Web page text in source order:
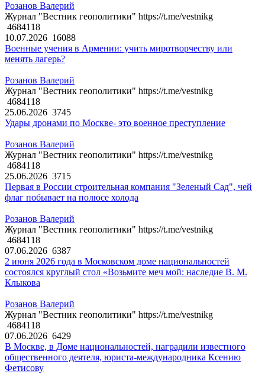
Розанов Валерий
Журнал "Вестник геополитики" https://t.me/vestnikg
4684118
10.07.2026 16088
Военные учения в Армении: учить миротворчеству или
менять лагерь?
Розанов Валерий
Журнал "Вестник геополитики" https://t.me/vestnikg
4684118
25.06.2026 3745
Удары дронами по Москве- это военное преступление
Розанов Валерий
Журнал "Вестник геополитики" https://t.me/vestnikg
4684118
25.06.2026 3715
Первая в России строительная компания "Зеленый Сад", чей
флаг побывает на полюсе холода
Розанов Валерий
Журнал "Вестник геополитики" https://t.me/vestnikg
4684118
07.06.2026 6387
2 июня 2026 года в Московском доме национальностей
состоялся круглый стол «Возьмите меч мой: наследие В. М.
Клыкова
Розанов Валерий
Журнал "Вестник геополитики" https://t.me/vestnikg
4684118
07.06.2026 6429
В Москве, в Доме национальностей, наградили известного
общественного деятеля, юриста-международника Ксению
Фетисову